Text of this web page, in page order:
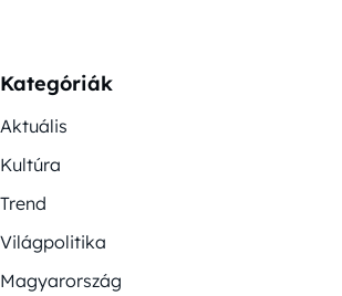
Kategóriák
Aktuális
Kultúra
Trend
Világpolitika
Magyarország